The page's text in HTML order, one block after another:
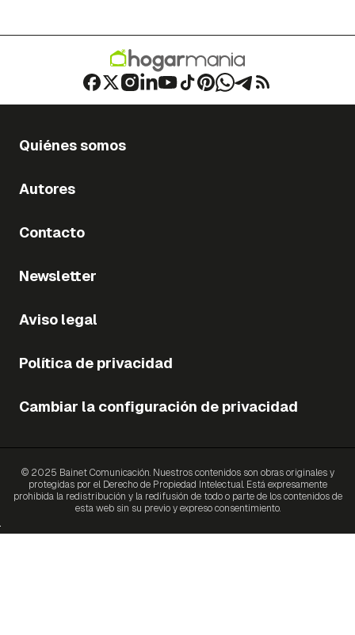
Quiénes somos
Autores
Contacto
Newsletter
Aviso legal
Política de privacidad
Cambiar la configuración de privacidad
© 2025 Bainet Comunicación. Nuestros contenidos son obras originales y
protegidas por el Derecho de Propiedad Intelectual. Está expresamente
prohibida la redistribución y la redifusión de todo o parte de los contenidos de
esta web sin su previo y expreso consentimiento.